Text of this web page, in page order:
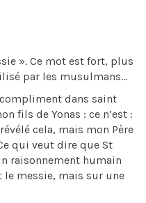
». Ce mot est fort, plus
par les musulmans…
dans saint
fils de Yonas : ce n’est :
cela, mais mon Père
qui veut dire que St
raisonnement humain
le messie, mais sur une